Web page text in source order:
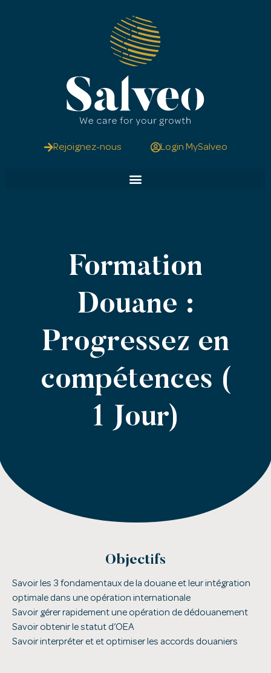
Rejoignez-nous Login MySalveo
Formation
Douane :
Progressez en
compétences (
1 Jour)
Objectifs
Savoir les 3 fondamentaux de la douane et leur intégration
optimale dans une opération internationale
Savoir gérer rapidement une opération de dédouanement
Savoir obtenir le statut d’OEA
Savoir interpréter et et optimiser les accords douaniers